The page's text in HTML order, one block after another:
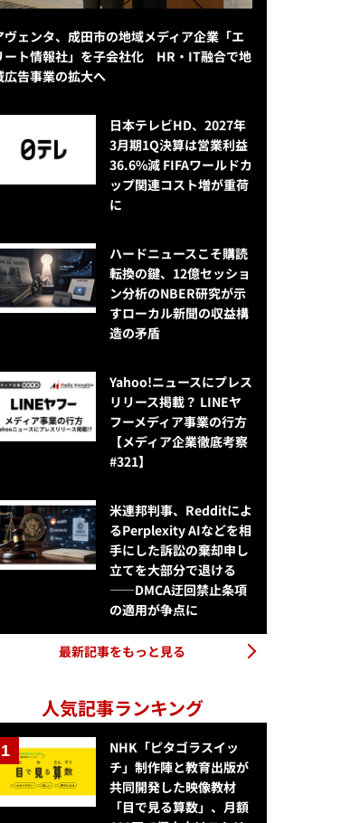
ヴェンタ、成田市の地域メディア企業「エ
ート情報社」を子会社化 HR・IT融合で地
広告事業の拡大へ
日本テレビHD、2027年
3月期1Q決算は営業利益
36.6%減 FIFAワールドカ
ップ関連コスト増が重荷
に
ハードニュースこそ購読
転換の鍵、12億セッショ
ン分析のNBER研究が示
すローカル新聞の収益構
造の矛盾
Yahoo!ニュースにプレス
リリース掲載？ LINEヤ
フーメディア事業の行方
【メディア企業徹底考察
#321】
米連邦判事、Redditによ
るPerplexity AIなどを相
手にした訴訟の棄却申し
立てを大部分で退ける
——DMCA迂回禁止条項
の適用が争点に
最新記事をもっと見る
人気記事ランキング
NHK「ピタゴラスイッ
チ」制作陣と教育出版が
共同開発した映像教材
「目で見る算数」、月額